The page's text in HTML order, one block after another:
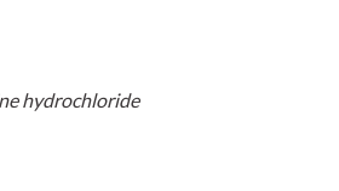
hydrochloride